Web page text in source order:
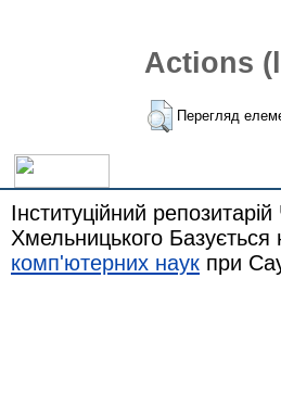
Actions
Перегляд
Інституційний
Хмельницького Базується
комп'ютерних наук при